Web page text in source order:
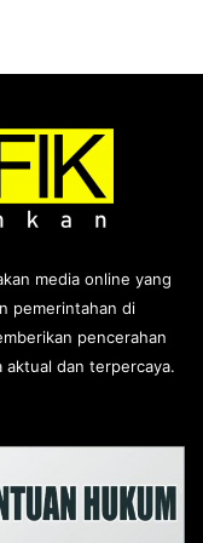
media online yang
pemerintahan di
pencerahan
aktual dan terpercaya.